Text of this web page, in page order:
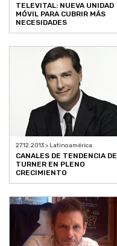
TELEVITAL: NUEVA UNIDAD
MÓVIL PARA CUBRIR MÁS
NECESIDADES
27.12.2013 > Latinoamérica
CANALES DE TENDENCIA DE
TURNER EN PLENO
CRECIMIENTO